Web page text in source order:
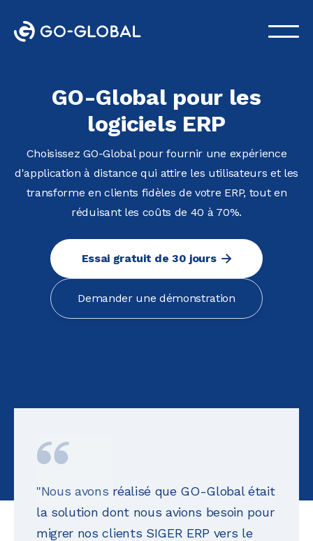
GO-Global pour les
logiciels ERP
Choisissez GO-Global pour fournir une expérience
d'application à distance qui attire les utilisateurs et les
transforme en clients fidèles de votre ERP, tout en
réduisant les coûts de 40 à 70%.
Essai gratuit de 30 jours
Demander une démonstration
"Nous avons réalisé que GO-Global était
la solution dont nous avions besoin pour
migrer nos clients SIGER ERP vers le